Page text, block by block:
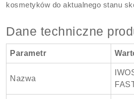
kosmetyków do aktualnego stanu
Dane techniczne
Parametr
Nazwa